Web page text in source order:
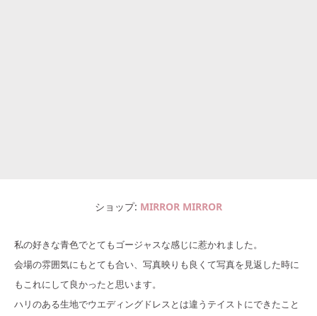
ショップ MIRROR MIRROR
私の好きな青色でとてもゴージャスな感じに惹かれました。
会場の雰囲気にもとても合い、写真映りも良くて写真を見返した時に
もこれにして良かったと思います。
ハリのある生地でウエディングドレスとは違うテイストにできたこと